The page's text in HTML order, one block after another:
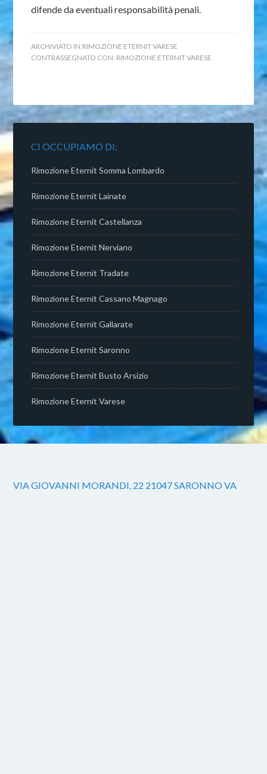
difende da eventuali responsabilità penali.
ARCHIVIATO IN:RIMOZIONE ETERNIT VARESE
CONTRASSEGNATO CON: RIMOZIONE ETERNIT VARESE
CI OCCUPIAMO DI:
Rimozione Eternit Somma Lombardo
Rimozione Eternit Lainate
Rimozione Eternit Castellanza
Rimozione Eternit Nerviano
Rimozione Eternit Tradate
Rimozione Eternit Cassano Magnago
Rimozione Eternit Gallarate
Rimozione Eternit Saronno
Rimozione Eternit Busto Arsizio
Rimozione Eternit Varese
VIA GIOVANNI MORANDI, 22 21047 SARONNO VA